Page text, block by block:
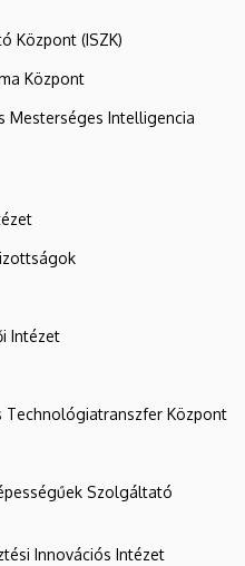
Központ (ISZK)
Központ
Mesterséges Intelligencia
Intézet
Technológiatranszfer Központ
Szolgáltató
Innovációs Intézet